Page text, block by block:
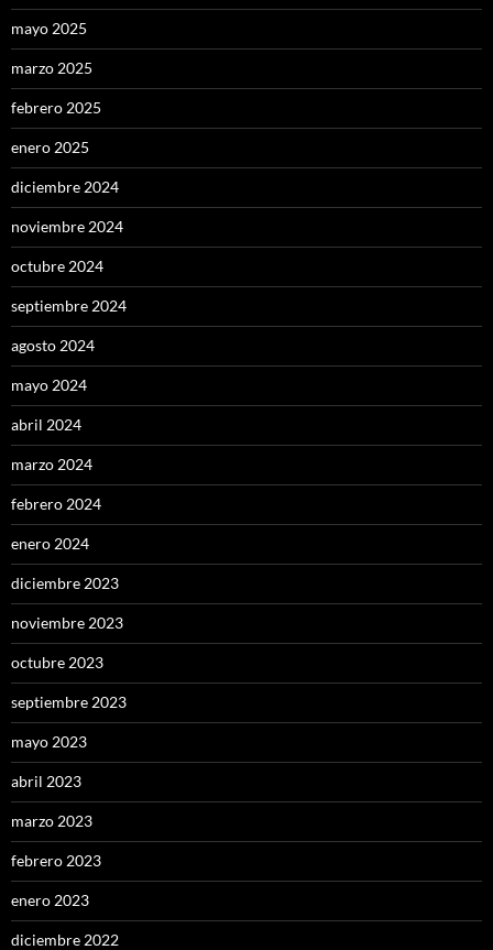
mayo 2025
marzo 2025
febrero 2025
enero 2025
diciembre 2024
noviembre 2024
octubre 2024
septiembre 2024
agosto 2024
mayo 2024
abril 2024
marzo 2024
febrero 2024
enero 2024
diciembre 2023
noviembre 2023
octubre 2023
septiembre 2023
mayo 2023
abril 2023
marzo 2023
febrero 2023
enero 2023
diciembre 2022